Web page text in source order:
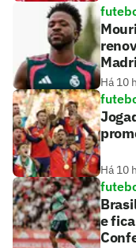
Há 10
Há 10
e